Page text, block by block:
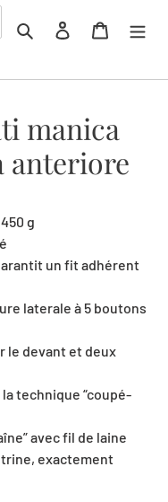
RechercherSe connecter
Panier
manica
anteriore
g
un fit adhérent
laterale à 5 boutons
le devant et deux
technique “coupé-
avec fil de laine
exactement